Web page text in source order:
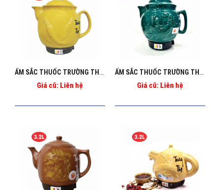
ẤM SẮC THUỐC TRƯỜNG THỌ BA-1188
Giá cũ: Liên hệ
ẤM SẮC THUỐC TRƯỜNG THỌ BA_1188B
Giá cũ: Liên hệ